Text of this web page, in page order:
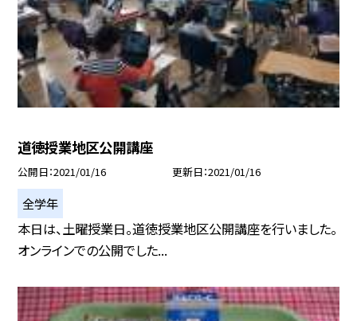
道徳授業地区公開講座
公開日 2021/01/16 更新日 2021/01/16
全学年
本日は、土曜授業日。道徳授業地区公開講座を行いました。
オンラインでの公開でした...